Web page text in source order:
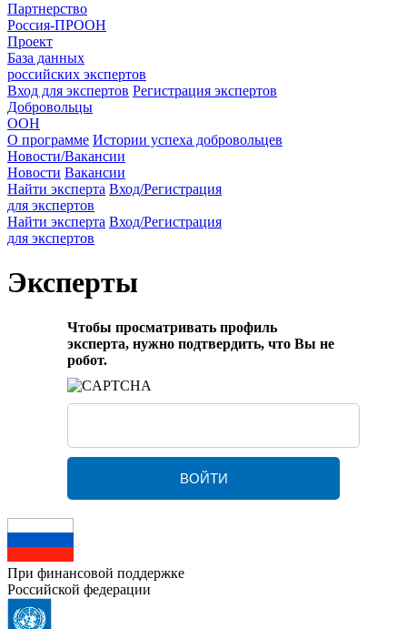
Партнерство
Россия-ПРООН
Проект
База данных
российских экспертов
Вход для экспертов Регистрация экспертов
Добровольцы
ООН
О программе Истории успеха добровольцев
Новости/Вакансии
Новости Вакансии
Найти эксперта Вход/Регистрация
для экспертов
Найти эксперта Вход/Регистрация
для экспертов
Эксперты
Чтобы просматривать профиль
эксперта, нужно подтвердить, что Вы не
робот.
При финансовой поддержке
Российской федерации